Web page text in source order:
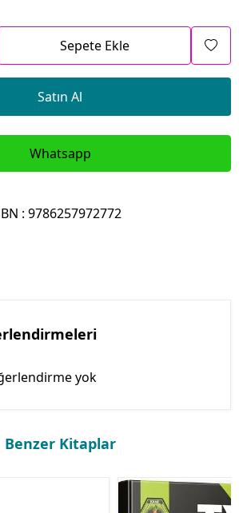
Sepete Ekle
Satın Al
Whatsapp
: 9786257972772
yok
Benzer Kitaplar